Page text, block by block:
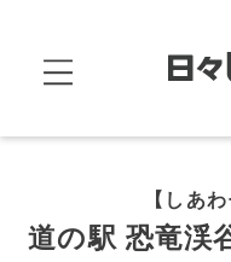
【しあ
道の駅 恐竜渓